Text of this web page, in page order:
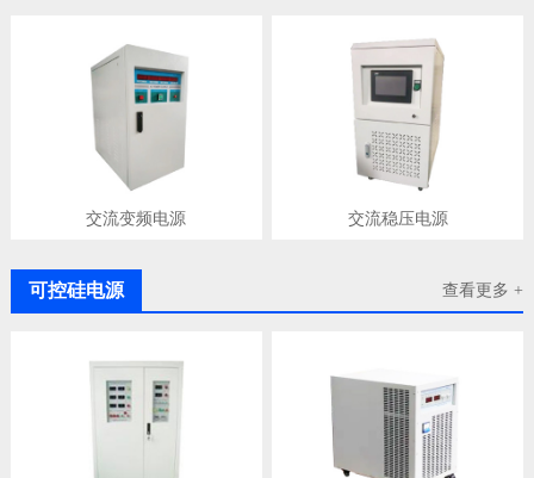
交流变频电源 交流稳压电源
查看更多 +
可控硅电源